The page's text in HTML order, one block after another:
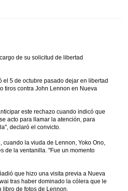
de su solicitud de libertad
5 de octubre pasado dejar en libertad
tiros contra John Lennon en Nueva
este rechazo cuando indicó que
acto para llamar la atención, para
declaró el convicto.
la viuda de Lennon, Yoko Ono,
de la ventanilla. "Fue un momento
que hizo una visita previa a Nueva
tras haber dominado la cólera que le
libro de fotos de Lennon.